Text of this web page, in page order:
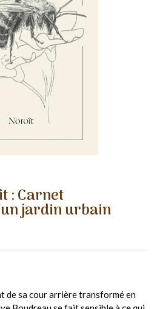
: Carnet
jardin urbain
de sa cour arrière transformé en